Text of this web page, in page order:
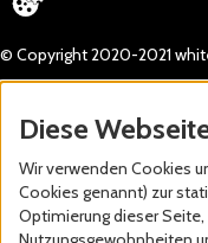
© Copyright 2020-2021
Diese
Wir verwenden Cookies
Cookies genannt) zur
Optimierung dieser Seite,